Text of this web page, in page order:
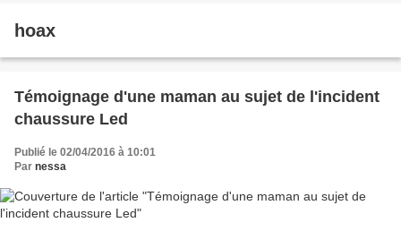
hoax
Témoignage d'une maman au sujet de l'incident
chaussure Led
Publié le 02/04/2016 à 10:01
Par nessa